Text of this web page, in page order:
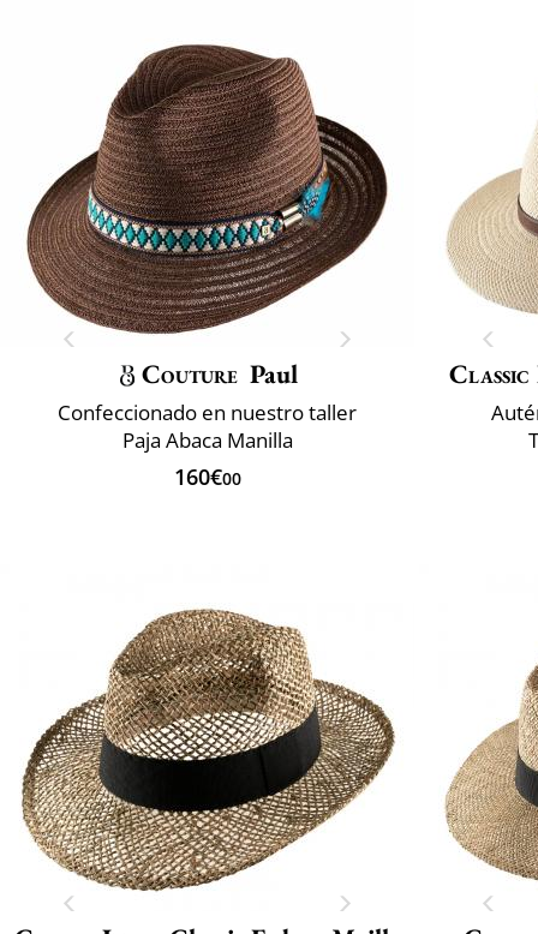
Couture Paul
Confeccionado en nuestro taller
Paja Abaca Manilla
160€00